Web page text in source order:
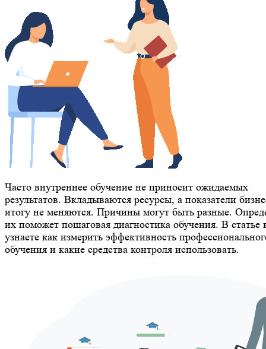
Часто внутреннее обучение не приносит ожидаемых
результатов. Вкладываются ресурсы, а показатели
итогу не меняются. Причины могут быть разные.
их поможет пошаговая диагностика обучения. В статье
узнаете как измерить эффективность
обучения и какие средства контроля использовать.